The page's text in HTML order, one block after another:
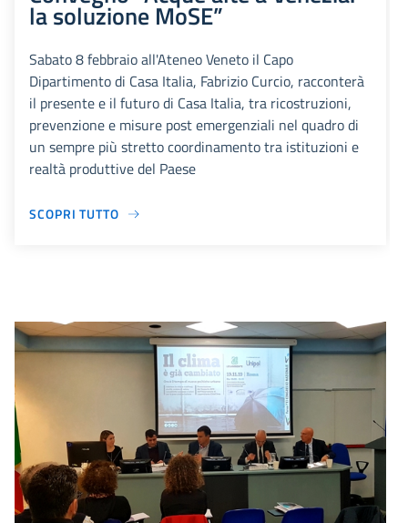
la soluzione MoSE”
Sabato 8 febbraio all'Ateneo Veneto il Capo
Dipartimento di Casa Italia, Fabrizio Curcio, racconterà
il presente e il futuro di Casa Italia, tra ricostruzioni,
prevenzione e misure post emergenziali nel quadro di
un sempre più stretto coordinamento tra istituzioni e
realtà produttive del Paese
SCOPRI TUTTO